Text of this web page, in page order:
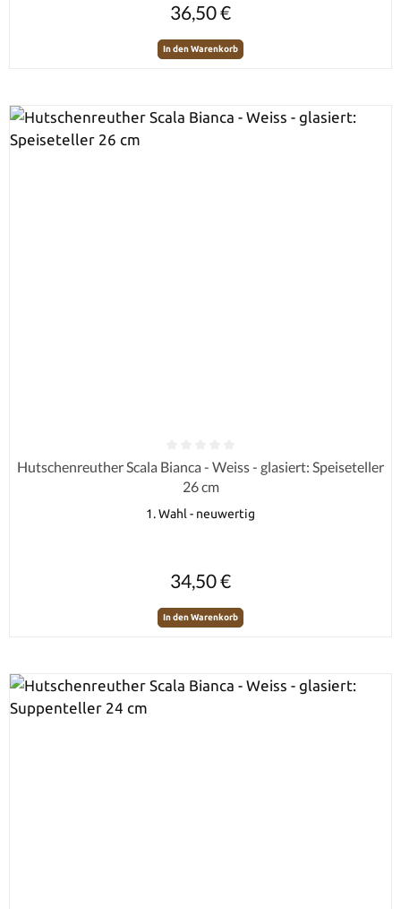
36,50 €
In den Warenkorb
Durchschnittliche Bewertung von 0 von 5 Sternen
Hutschenreuther Scala Bianca - Weiss - glasiert: Speiseteller
26 cm
1. Wahl - neuwertig
34,50 €
In den Warenkorb